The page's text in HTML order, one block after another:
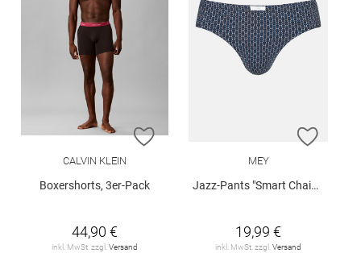
ZUR WUNSCHLISTE HINZUFÜGEN
CALVIN KLEIN
Boxershorts, 3er-Pack
44,90 €
inkl. MwSt. zzgl. Versand
ZUR
MEY
Jazz-Pants "Smart Chains"
19,99 €
inkl. MwSt. zzgl. Versand